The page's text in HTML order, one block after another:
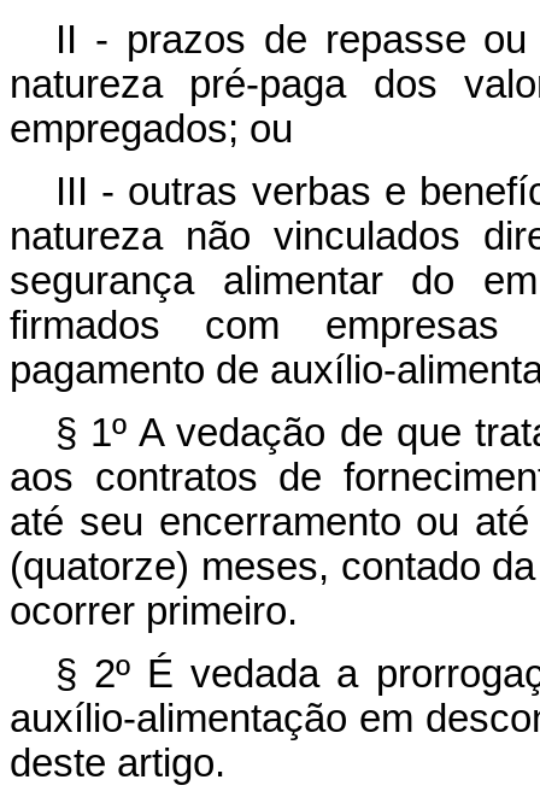
II - prazos de repasse ou
natureza pré-paga dos
empregados; ou
III - outras verbas e
natureza não vinculados
segurança alimentar do
firmados com
pagamento de auxílio-
§ 1º A vedação de que
aos contratos de
até seu encerramento ou
(quatorze) meses, contado
ocorrer primeiro.
§ 2º É vedada a
auxílio-alimentação em
deste artigo.